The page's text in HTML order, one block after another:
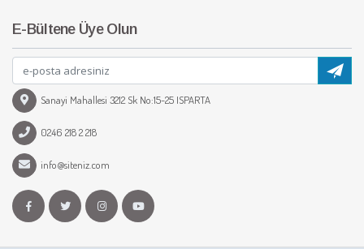
E-Bültene Üye Olun
Sanayi Mahallesi 3212 Sk No:15-25 ISPARTA
0246 218 2 218
info@siteniz.com